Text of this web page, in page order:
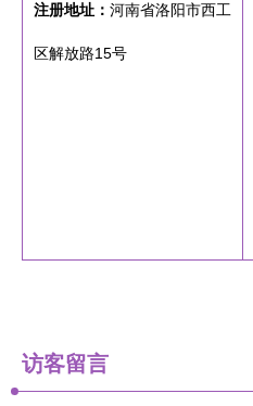
注册地址： 河南省洛阳市西工
区解放路15号
访客留言